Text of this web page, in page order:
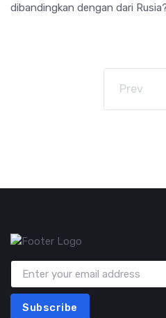
dibandingkan dengan dari
Prev
Subscribe